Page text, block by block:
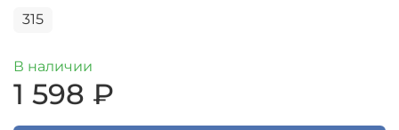
315
В наличии
1 598 ₽